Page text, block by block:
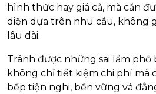
hình thức hay giá cả, mà cần
diện dựa trên nhu cầu, không
lâu dài.
Tránh được những sai lầm phổ
không chỉ tiết kiệm chi phí mà
bếp tiện nghi, bền vững và